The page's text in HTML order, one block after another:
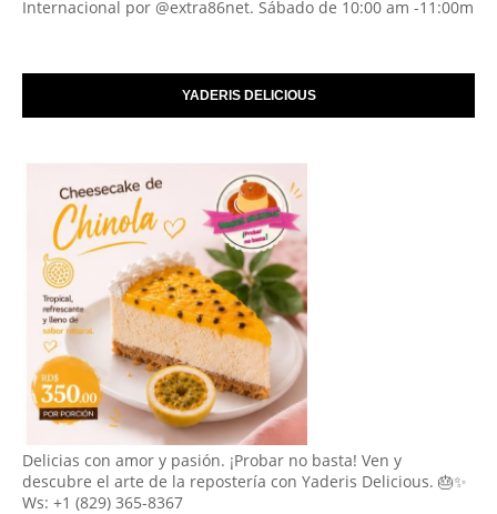
Internacional por @extra86net. Sábado de 10:00 am -11:00m
YADERIS DELICIOUS
Delicias con amor y pasión. ¡Probar no basta! Ven y
descubre el arte de la repostería con Yaderis Delicious. 🎂✨
Ws: +1 (829) 365-8367